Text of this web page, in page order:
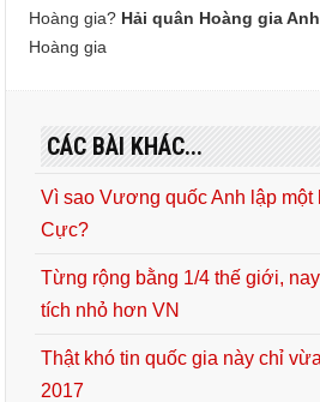
Hoàng gia? Hải quân Hoàng gia Anh
Hoàng gia
CÁC BÀI KHÁC...
Vì sao Vương quốc Anh lập
Cực?
Từng rộng bằng 1/4 thế giới,
tích nhỏ hơn VN
Thật khó tin quốc gia này chỉ
2017